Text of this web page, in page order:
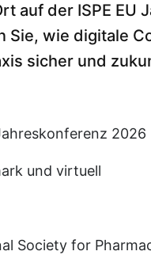
auf der ISPE EU
Sie, wie digitale
sicher und
2026
und virtuell
Society for